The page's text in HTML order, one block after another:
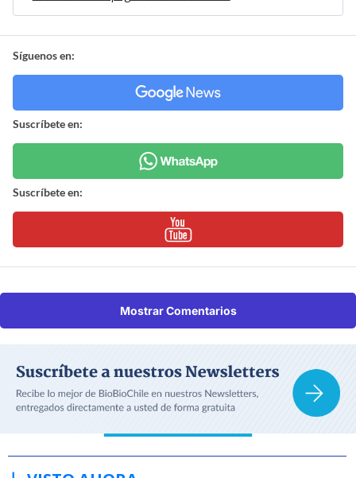
Síguenos en:
Suscríbete en:
Suscríbete en:
Mostrar Comentarios